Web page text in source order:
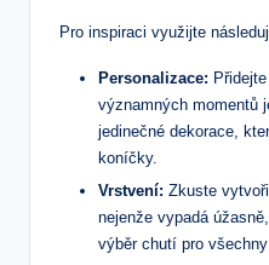
Pro inspiraci využijte
Personalizace:
významných momentů
jedinečné dekorace,
koníčky.
Vrstvení: Zkuste
nejenže vypadá
výběr chutí pro všechny